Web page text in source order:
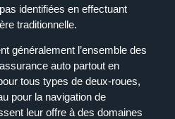
identifiées en effectuant
traditionnelle.
généralement l’ensemble des
auto partout en
tous types de deux-roues,
pour la navigation de
leur offre à des domaines